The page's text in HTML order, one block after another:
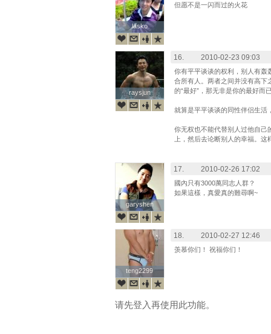
lasko
lasko
但愿不是一闪而过的火花
raysjun
raysjun
16. 2010-02-23 09:03
你有平平谈谈的权利，别人有轰
合所有人。两者之间并没有高下
的“最好”，那无非是你的最好而
就算是平平谈谈的同性伴侣生活
你无权也不能代替别人过他自己
上，然后去论断别人的幸福。
garyshen
garyshen
17. 2010-02-26 17:02
國內只有3000萬同志人群？
如果這樣，真愛真的難尋啊~
teng2299
teng2299
18. 2010-02-27 12:46
羡慕你们！ 祝福你们！
请先登入再使用此功能。